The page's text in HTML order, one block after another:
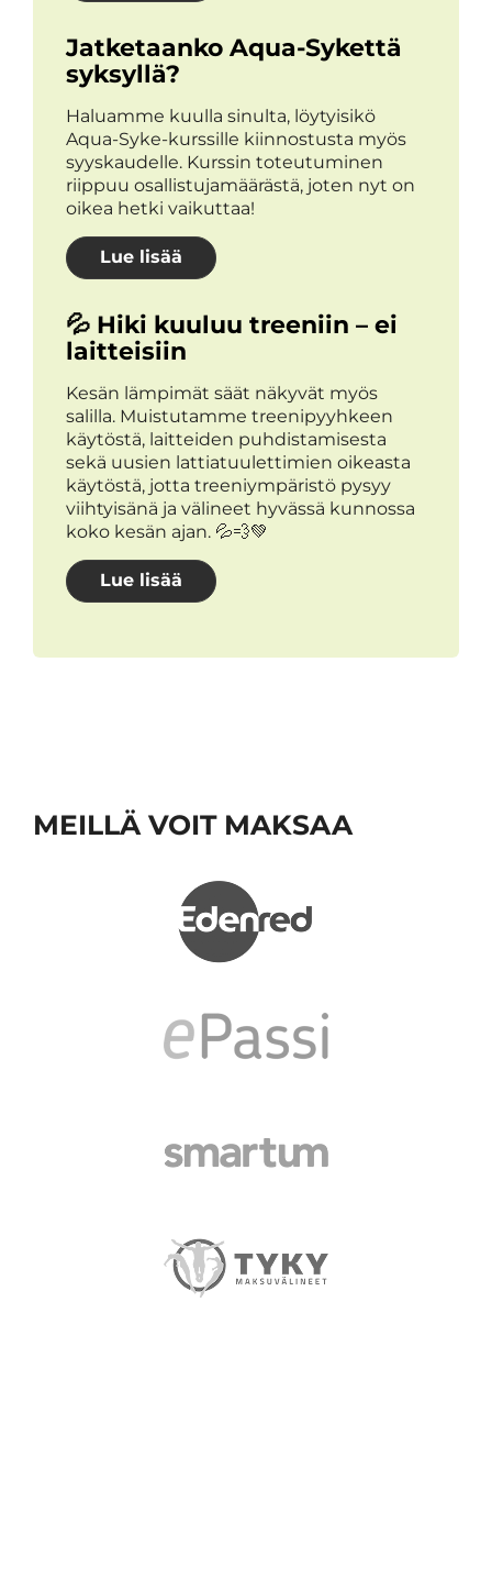
Jatketaanko Aqua-Sykettä
syksyllä?
Haluamme kuulla sinulta, löytyisikö
Aqua-Syke-kurssille kiinnostusta myös
syyskaudelle. Kurssin toteutuminen
riippuu osallistujamäärästä, joten nyt on
oikea hetki vaikuttaa!
Lue lisää
💦 Hiki kuuluu treeniin – ei
laitteisiin
Kesän lämpimät säät näkyvät myös
salilla. Muistutamme treenipyyhkeen
käytöstä, laitteiden puhdistamisesta
sekä uusien lattiatuulettimien oikeasta
käytöstä, jotta treeniympäristö pysyy
viihtyisänä ja välineet hyvässä kunnossa
koko kesän ajan. 💦💨💚
Lue lisää
MEILLÄ VOIT MAKSAA